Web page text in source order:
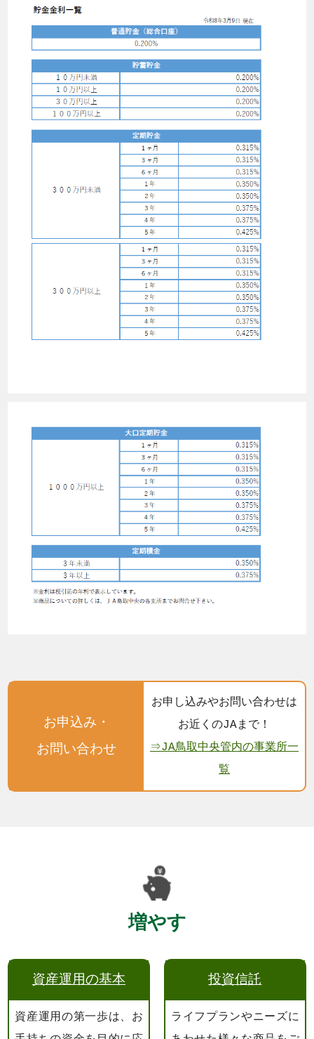
お申込み・
お問い合わせ
お申し込みやお問い合わせは
お近くのJAまで！
⇒JA鳥取中央管内の事業所一
覧
増やす
資産運用の基本
資産運用の第一歩は、お
投資信託
ライフプランやニーズに